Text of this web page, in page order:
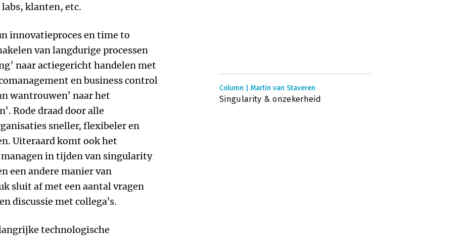
klanten, etc.
innovatieproces en time to
van langdurige processen
naar actiegericht handelen met
en business control
wantrouwen’ naar het
Rode draad door alle
sneller, flexibeler en
Uiteraard komt ook het
in tijden van singularity
een andere manier van
sluit af met een aantal vragen
discussie met collega’s.
technologische
Column | Martin van Staveren
Singularity & onzekerheid